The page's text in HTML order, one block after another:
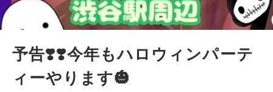
予告❣️❣️今年もハロウィンパーテ
ィーやります🎃